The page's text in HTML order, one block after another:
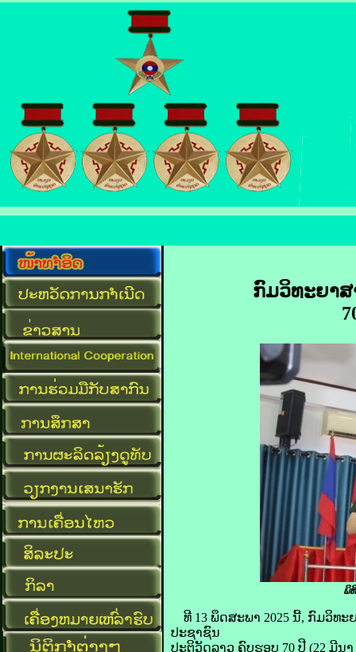
ກົມວິທະຍາ
ພິ
ທີ 13 ພຶດສະພາ 2025 ນີ້, ກົມວິ
ປະຊາຊົນ
ປະຕິວັດລາວ ຄົບຮອບ 70 ປີ (22 ມີນ